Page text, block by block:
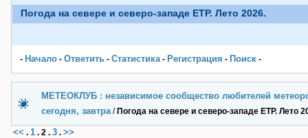
Погода на севере и северо-западе ЕТР. Лето 2026.
- Начало - Ответить - Статистика- Pегистрация - Поиск -
МЕТЕОКЛУБ : независимое сообщество любителей
сегодня, завтра/ Погода на севере и северо-западе ЕТР. Лето
<< . 1 . 2 . 3 . >>